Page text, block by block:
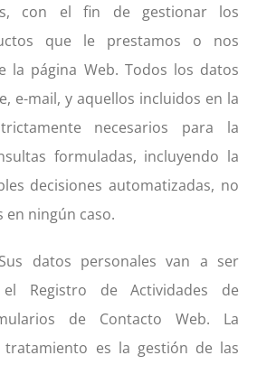
con el fin de gestionar los
que le prestamos o nos
la página Web. Todos los datos
e-mail, y aquellos incluidos en la
necesarios para la
formuladas, incluyendo la
decisiones automatizadas, no
ningún caso.
datos personales van a ser
Registro de Actividades de
de Contacto Web. La
es la gestión de las